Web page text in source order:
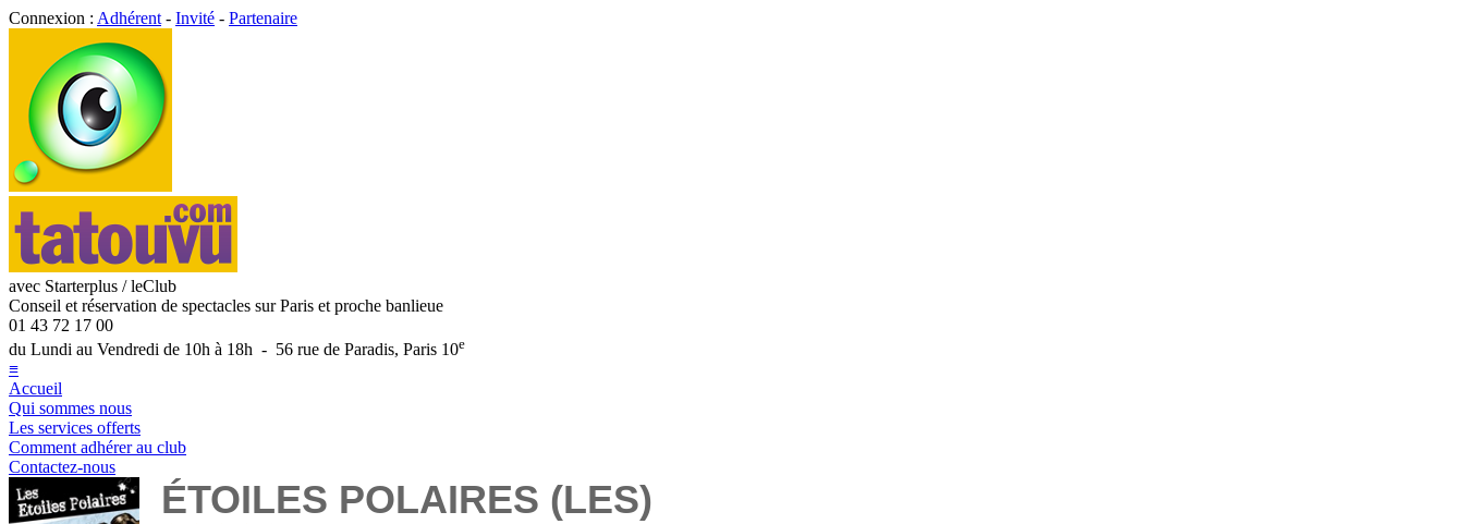
Connexion : Adhérent - Invité - Partenaire
avec Starterplus / leClub
Conseil et réservation de spectacles sur Paris et proche banlieue
01 43 72 17 00
du Lundi au Vendredi de 10h à 18h - 56 rue de Paradis, Paris 10e
≡
Accueil
Qui sommes nous
Les services offerts
Comment adhérer au club
Contactez-nous
ÉTOILES POLAIRES (LES)